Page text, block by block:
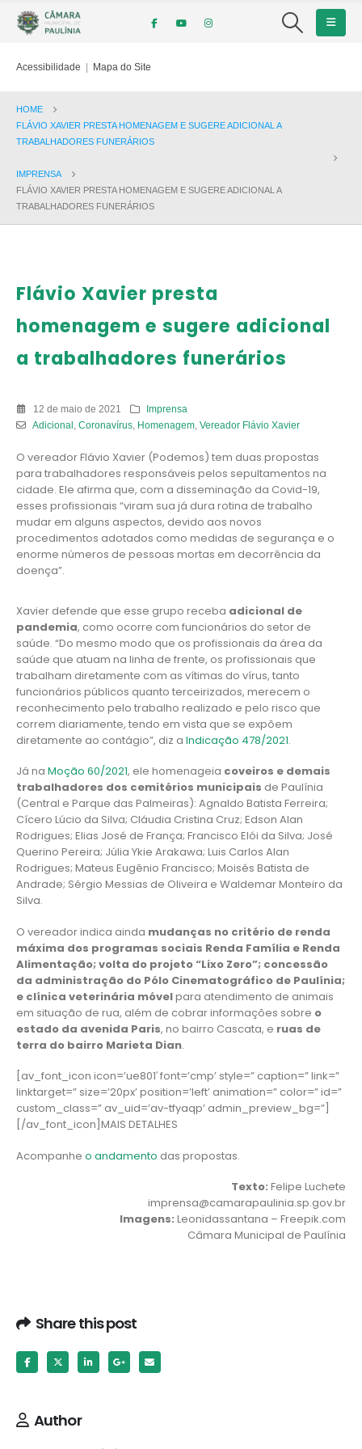
Acessibilidade | Mapa do Site
HOME
FLÁVIO XAVIER PRESTA HOMENAGEM E SUGERE ADICIONAL A
TRABALHADORES FUNERÁRIOS
IMPRENSA
FLÁVIO XAVIER PRESTA HOMENAGEM E SUGERE ADICIONAL A
TRABALHADORES FUNERÁRIOS
Flávio Xavier presta
homenagem e sugere adicional
a trabalhadores funerários
12 de maio de 2021
Imprensa
Adicional Coronavírus, Homenagem, Vereador Flávio Xavier
O vereador Flávio Xavier (Podemos) tem duas propostas
para trabalhadores responsáveis pelos sepultamentos na
cidade. Ele afirma que, com a disseminação da Covid-19,
esses profissionais “viram sua já dura rotina de trabalho
mudar em alguns aspectos, devido aos novos
procedimentos adotados como medidas de segurança e o
enorme números de pessoas mortas em decorrência da
doença”.
Xavier defende que esse grupo receba adicional de
pandemia, como ocorre com funcionários do setor de
saúde. “Do mesmo modo que os profissionais da área da
saúde que atuam na linha de frente, os profissionais que
trabalham diretamente com as vítimas do vírus, tanto
funcionários públicos quanto terceirizados, merecem o
reconhecimento pelo trabalho realizado e pelo risco que
correm diariamente, tendo em vista que se expõem
diretamente ao contágio”, diz a Indicação 478/2021.
Já na Moção 60/2021, ele homenageia coveiros e demais
trabalhadores dos cemitérios municipais de Paulínia
(Central e Parque das Palmeiras): Agnaldo Batista Ferreira;
Cícero Lúcio da Silva; Cláudia Cristina Cruz; Edson Alan
Rodrigues; Elias José de França; Francisco Elói da Silva; José
Querino Pereira; Júlia Ykie Arakawa; Luis Carlos Alan
Rodrigues; Mateus Eugênio Francisco; Moisés Batista de
Andrade; Sérgio Messias de Oliveira e Waldemar Monteiro da
Silva.
O vereador indica ainda mudanças no critério de renda
máxima dos programas sociais Renda Família e Renda
Alimentação; volta do projeto “Lixo Zero”; concessão
da administração do Pólo Cinematográfico de Paulínia;
e clínica veterinária móvelpara atendimento de animais
em situação de rua, além de cobrar informações sobre o
estado da avenida Paris, no bairro Cascata, e ruas de
terra do bairro Marieta Dian.
[av_font_icon icon=’ue801′ font=’cmp’ style=” caption=” link=”
linktarget=” size=’20px’ position=’left’ animation=” color=” id=”
custom_class=” av_uid=’av-tfyaqp’ admin_preview_bg=”]
[/av_font_icon]MAIS DETALHES
Acompanhe o andamento das propostas.
Texto: Felipe Luchete
imprensa@camarapaulinia.sp.gov.br
Imagens: Leonidassantana – Freepik.com
Câmara Municipal de Paulínia
Share this post
Author